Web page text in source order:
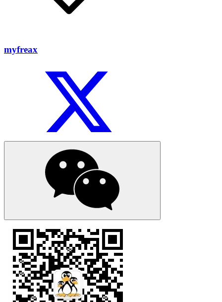
myfreax